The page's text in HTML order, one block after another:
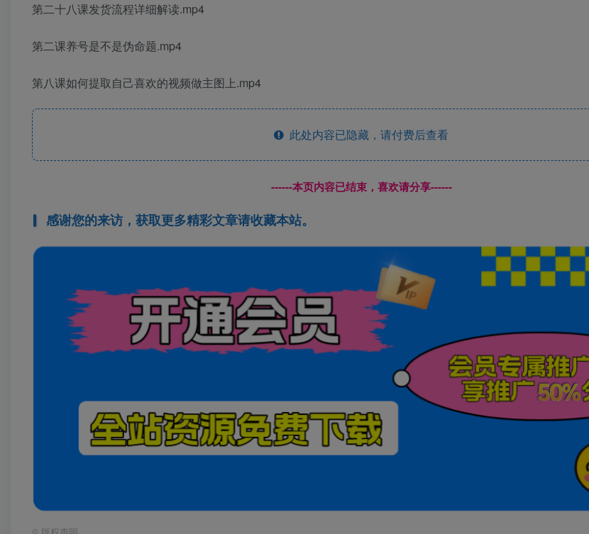
第二十八课发货流程详细解读.mp4
第二课养号是不是伪命题.mp4
第八课如何提取自己喜欢的视频做主图上.mp4
此处内容已隐藏，请付费后查看
------本页内容已结束，喜欢请分享------
感谢您的来访，获取更多精彩文章请收藏本站。